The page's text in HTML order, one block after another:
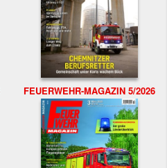
FEUERWEHR-MAGAZIN 5/2026